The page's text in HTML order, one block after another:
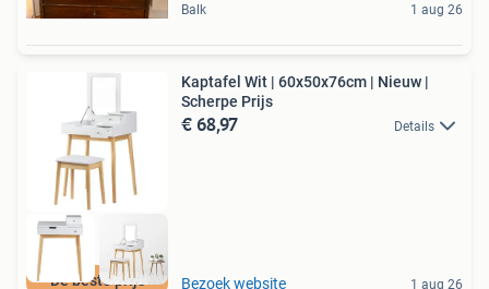
Balk 1 aug 26
De beste prijs
Kaptafel Wit | 60x50x76cm | Nieuw |
Scherpe Prijs
€ 68,97 Details
Bezoek website 1 aug 26